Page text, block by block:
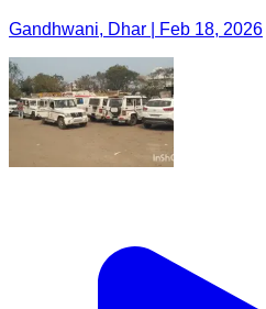
Gandhwani, Dhar | Feb 18, 2026